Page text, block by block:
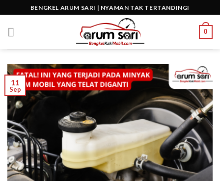
to
content
BENGKEL ARUM SARI | NYAMAN TAK TERTANDINGI
0
11
Sep